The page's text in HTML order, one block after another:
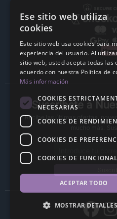
Suscríbete a
Recibe las últimas ofertas,
Ese sitio web utiliza
cookies
Este sitio web usa cookies para
experiencia del usuario. Al
sitio web, usted acepta todas las
acuerdo con nuestra Política de
Más información
COOKIES
NECESARIAS
COOKIES DE
COOKIES DE
COOKIES DE
ACEPTAR TODO
MOSTRAR DETALLES